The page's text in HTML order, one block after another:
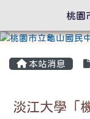
本站消息
淡江大學「
桃園